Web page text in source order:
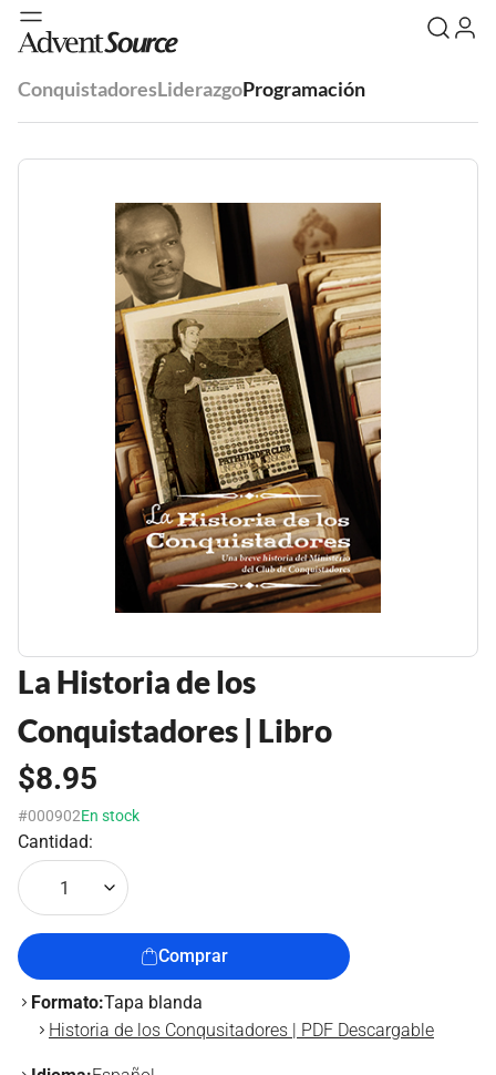
ConquistadoresLiderazgoProgramación
La Historia de los
Conquistadores | Libro
$8.95
#000902En stock
Cantidad:
1
Comprar
Formato:Tapa blanda
Historia de los Conqusitadores | PDF Descargable